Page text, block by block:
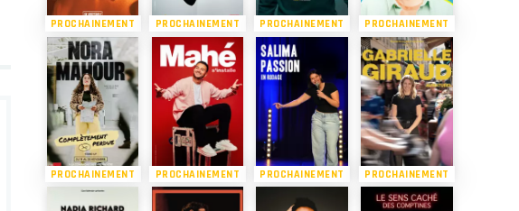
PROCHAINEMENT PROCHAINEMENT PROCHAINEMENT PROCHAINEMENT
PROCHAINEMENT PROCHAINEMENT PROCHAINEMENT PROCHAINEMENT